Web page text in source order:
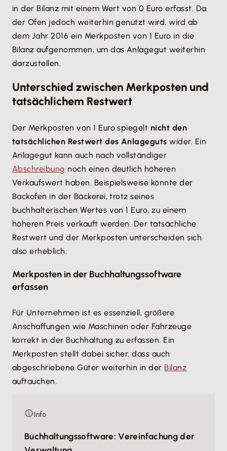
in der Bilanz mit einem Wert von 0 Euro erfasst. Da
der Ofen jedoch weiterhin genutzt wird, wird ab
dem Jahr 2016 ein Merkposten von 1 Euro in die
Bilanz aufgenommen, um das Anlagegut weiterhin
darzustellen.
Unterschied zwischen Merkposten und
tatsächlichem Restwert
Der Merkposten von 1 Euro spiegelt nicht den
tatsächlichen Restwert des Anlageguts wider. Ein
Anlagegut kann auch nach vollständiger
Abschreibung noch einen deutlich höheren
Verkaufswert haben. Beispielsweise könnte der
Backofen in der Bäckerei, trotz seines
buchhalterischen Wertes von 1 Euro, zu einem
höheren Preis verkauft werden. Der tatsächliche
Restwert und der Merkposten unterscheiden sich
also erheblich.
Merkposten in der Buchhaltungssoftware
erfassen
Für Unternehmen ist es essenziell, größere
Anschaffungen wie Maschinen oder Fahrzeuge
korrekt in der Buchhaltung zu erfassen. Ein
Merkposten stellt dabei sicher, dass auch
abgeschriebene Güter weiterhin in der Bilanz
auftauchen.
Info
Buchhaltungssoftware: Vereinfachung der